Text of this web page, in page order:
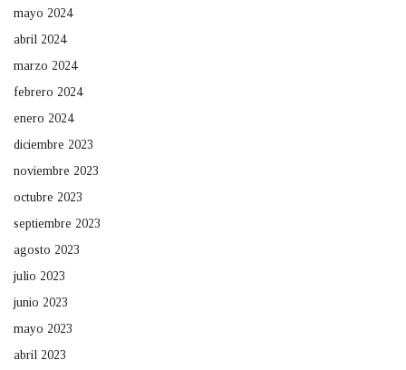
mayo 2024
abril 2024
marzo 2024
febrero 2024
enero 2024
diciembre 2023
noviembre 2023
octubre 2023
septiembre 2023
agosto 2023
julio 2023
junio 2023
mayo 2023
abril 2023